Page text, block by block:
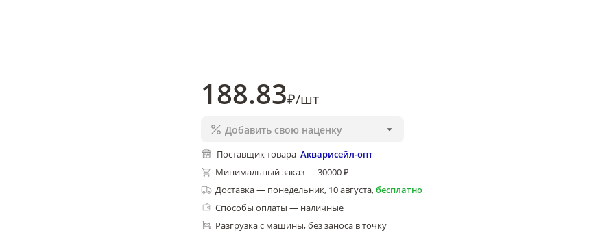
188.83₽/шт
Добавить свою наценку
Поставщик товара Акварисейл-опт
Минимальный заказ — 30000 ₽
Доставка— понедельник, 10 августа,бесплатно
Способы оплаты — наличные
Разгрузка с машины, без заноса в точку